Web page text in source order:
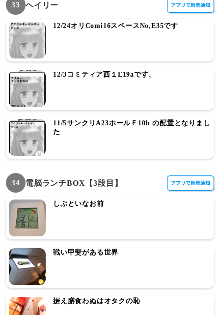
33 ヘイリー
12/24オリComi16スペースNo,E35です
12/3コミティア西１E19aです。
11/5サンクリA23ホールＦ10b の配置となりまし
た
34 電脳ランチBOX【3段目】
しぶといなお前
戦い甲斐がある世界
据え膳食わぬはオタクの恥